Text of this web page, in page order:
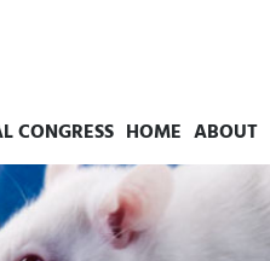
CONGRESS HOME ABOUT